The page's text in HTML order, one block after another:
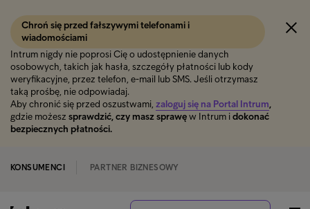
Chroń się przed fałszywymi telefonami i
wiadomościami
Intrum nigdy nie poprosi Cię o udostępnienie danych
osobowych, takich jak hasła, szczegóły płatności lub kody
weryfikacyjne, przez telefon, e-mail lub SMS. Jeśli otrzymasz
taką prośbę, nie odpowiadaj.
Aby chronić się przed oszustwami, zaloguj się na Portal Intrum,
gdzie możesz sprawdzić, czy masz sprawęw Intrum idokonać
bezpiecznych płatności.
KONSUMENCI PARTNER BIZNESOWY